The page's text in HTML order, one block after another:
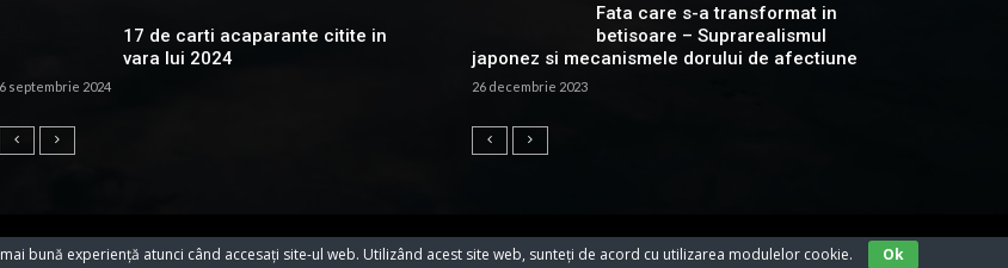
17 de carti acaparante citite in
vara lui 2024
6 septembrie 2024
Fata care s-a transformat in
betisoare – Suprarealismul
japonez si mecanismele dorului de afectiune
26 decembrie 2023
bună experiență atunci când accesați site-ul web. Utilizând acest site web, sunteți de acord cu utilizarea modulelor cookie. Ok